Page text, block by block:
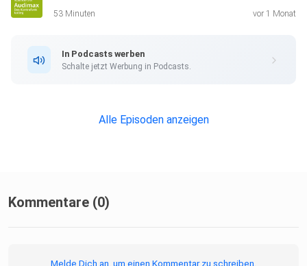
53 Minuten vor 1 Monat
In Podcasts werben
Schalte jetzt Werbung in Podcasts.
Alle Episoden anzeigen
Kommentare (0)
Melde Dich an, um einen Kommentar zu schreiben.